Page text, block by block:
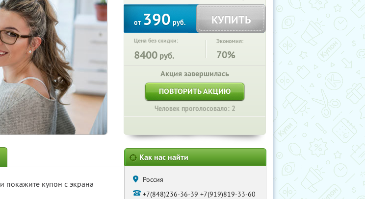
от390руб. КУПИТЬ
Цена без скидки:
8400 руб.
Экономия:
70%
Акция завершилась
ПОВТОРИТЬ АКЦИЮ
Человек проголосовало: 2
и покажите купон с экрана
Как нас найти
Россия
+7(848)236-36-39 +7(919)819-33-60